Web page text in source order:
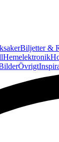
Biljetter &
Hemelektronik
Övrigt